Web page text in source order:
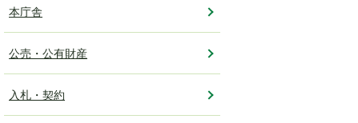
本庁舎
公売・公有財産
入札・契約